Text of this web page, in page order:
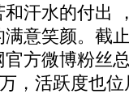
汗水的付出
意笑颜。截
方微博粉丝
，活跃度也